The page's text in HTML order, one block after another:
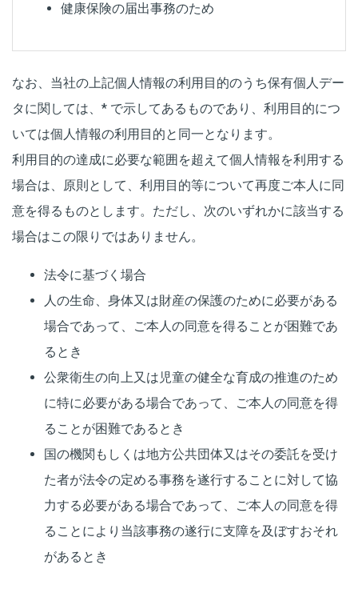
健康保険の届出事務のため
なお、当社の上記個人情報の利用目的のうち保有個人デー
タに関しては、* で示してあるものであり、利用目的につ
いては個人情報の利用目的と同一となります。
利用目的の達成に必要な範囲を超えて個人情報を利用する
場合は、原則として、利用目的等について再度ご本人に同
意を得るものとします。ただし、次のいずれかに該当する
場合はこの限りではありません。
法令に基づく場合
人の生命、身体又は財産の保護のために必要がある
場合であって、ご本人の同意を得ることが困難であ
るとき
公衆衛生の向上又は児童の健全な育成の推進のため
に特に必要がある場合であって、ご本人の同意を得
ることが困難であるとき
国の機関もしくは地方公共団体又はその委託を受け
た者が法令の定める事務を遂行することに対して協
力する必要がある場合であって、ご本人の同意を得
ることにより当該事務の遂行に支障を及ぼすおそれ
があるとき